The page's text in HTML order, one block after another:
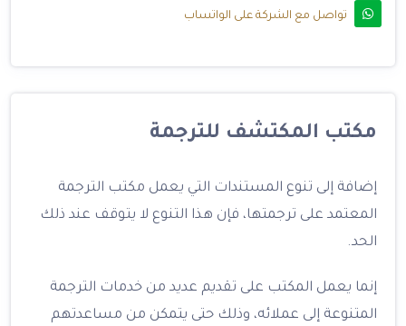
تواصل مع الشركة على الواتساب
مكتب المكتشف للترجمة
إضافة إلى تنوع المستندات التي يعمل مكتب الترجمة
المعتمد على ترجمتها، فإن هذا التنوع لا يتوقف عند ذلك
الحد.
إنما يعمل المكتب على تقديم عديد من خدمات الترجمة
المتنوعة إلى عملائه، وذلك حتى يتمكن من مساعدتهم